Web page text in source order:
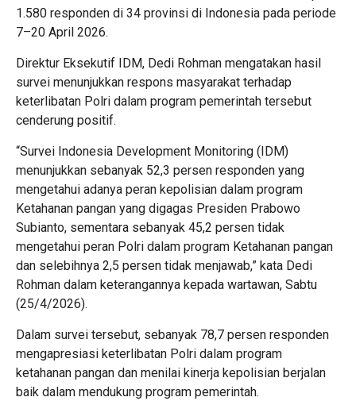
1.580 responden di 34 provinsi di Indonesia pada periode
7–20 April 2026.
Direktur Eksekutif IDM, Dedi Rohman mengatakan hasil
survei menunjukkan respons masyarakat terhadap
keterlibatan Polri dalam program pemerintah tersebut
cenderung positif.
“Survei Indonesia Development Monitoring (IDM)
menunjukkan sebanyak 52,3 persen responden yang
mengetahui adanya peran kepolisian dalam program
Ketahanan pangan yang digagas Presiden Prabowo
Subianto, sementara sebanyak 45,2 persen tidak
mengetahui peran Polri dalam program Ketahanan pangan
dan selebihnya 2,5 persen tidak menjawab,” kata Dedi
Rohman dalam keterangannya kepada wartawan, Sabtu
(25/4/2026).
Dalam survei tersebut, sebanyak 78,7 persen responden
mengapresiasi keterlibatan Polri dalam program
ketahanan pangan dan menilai kinerja kepolisian berjalan
baik dalam mendukung program pemerintah.